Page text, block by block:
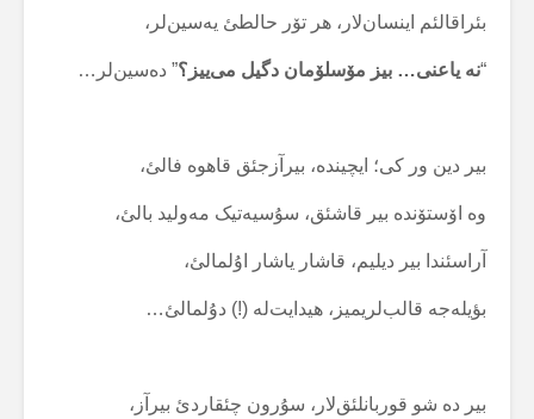
بئراقالئم اینسان‌لار، هر تۆر حالطئ یەسین‌لر،
“نە یاعنی… بیز مۆسلۆمان دگیل می‌ییز؟” دەسین‌لر…
بیر دین ور کی؛ ایچیندە، بیرآزجئق قاهوە فالئ،
وە اۆستۆندە بیر قاشئق، سۇسیەتیک مەولید بالئ،
آراسئندا بیر دیلیم، قاشار یاشار اۇلمالئ،
بؤیلەجە قالب‌لریمیز، هیدایت‌لە (!) دۇلمالئ…
بیر دە شو قوربانلئق‌لار، سۇرون چئقاردئ بیرآز،